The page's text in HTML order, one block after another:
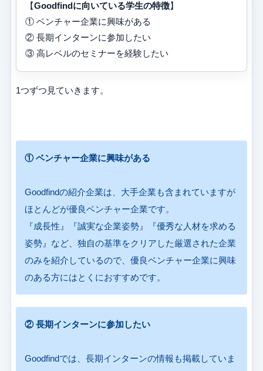
【Goodfindに向いている学生の特徴】
① ベンチャー企業に興味がある
② 長期インターンに参加したい
③ 高レベルのセミナーを経験したい
1つずつ見ていきます。
① ベンチャー企業に興味がある
Goodfindの紹介企業は、大手企業も含まれていますが
ほとんどが優良ベンチャー企業です。
『成長性』『誠実な企業姿勢』『優秀な人材を求める
姿勢』など、独自の基準をクリアした厳選された企業
のみを紹介しているので、優良ベンチャー企業に興味
のある方にはとくにおすすめです。
② 長期インターンに参加したい
Goodfindでは、長期インターンの情報も掲載していま